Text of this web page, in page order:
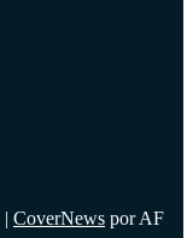
| CoverNews por AF